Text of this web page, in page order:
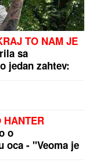
TO NAM JE
sa
jedan zahtev:
HANTER
o
oca - "Veoma je